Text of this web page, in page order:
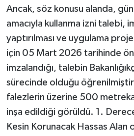
Ancak, söz konusu alanda,
amacıyla kullanma izni talebi,
yaptırılması ve uygulama
için 05 Mart 2026 tarihinde
imzalandığı, talebin
sürecinde olduğu
falezlerin üzerine 500
inşa edildiği görüldü. 1.
Kesin Korunacak Hassas Alan